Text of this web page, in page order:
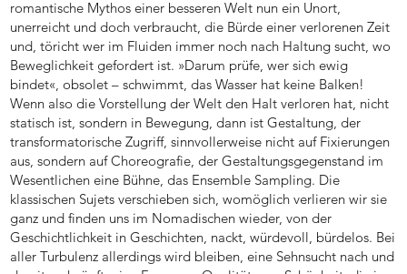
romantische Mythos einer besseren Welt nun ein Unort,
unerreicht und doch verbraucht, die Bürde einer verlorenen Zeit
und, töricht wer im Fluiden immer noch nach Haltung sucht, wo
Beweglichkeit gefordert ist. »Darum prüfe, wer sich ewig
bindet«, obsolet – schwimmt, das Wasser hat keine Balken!
Wenn also die Vorstellung der Welt den Halt verloren hat, nicht
statisch ist, sondern in Bewegung, dann ist Gestaltung, der
transformatorische Zugriff, sinnvollerweise nicht auf Fixierungen
aus, sondern auf Choreografie, der Gestaltungsgegenstand im
Wesentlichen eine Bühne, das Ensemble Sampling. Die
klassischen Sujets verschieben sich, womöglich verlieren wir sie
ganz und finden uns im Nomadischen wieder, von der
Geschichtlichkeit in Geschichten, nackt, würdevoll, bürdelos. Bei
aller Turbulenz allerdings wird bleiben, eine Sehnsucht nach und